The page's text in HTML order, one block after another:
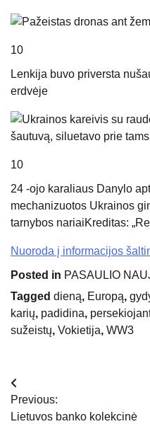
10
Lenkija buvo priversta
erdvėje
10
24 -ojo karaliaus Danylo
mechanizuotos Ukrainos
tarnybos nariaiKreditas:
Nuoroda į informacijos
Posted in PASAULIO
Tagged dieną, Europą,
karių, padidina,
sužeistų, Vokietija, WW3
Navigacija
tarp
Previous:
Lietuvos banko kolekcinė